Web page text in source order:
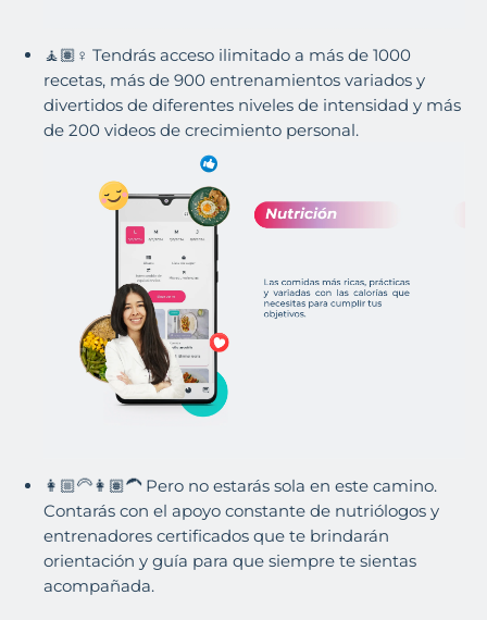
🧘🏽♀️ Tendrás acceso ilimitado a más de 1000
recetas, más de 900 entrenamientos variados y
divertidos de diferentes niveles de intensidad y más
de 200 videos de crecimiento personal.
👩🏼🦳👩🏽🦱 Pero no estarás sola en este camino.
Contarás con el apoyo constante de nutriólogos y
entrenadores certificados que te brindarán
orientación y guía para que siempre te sientas
acompañada.